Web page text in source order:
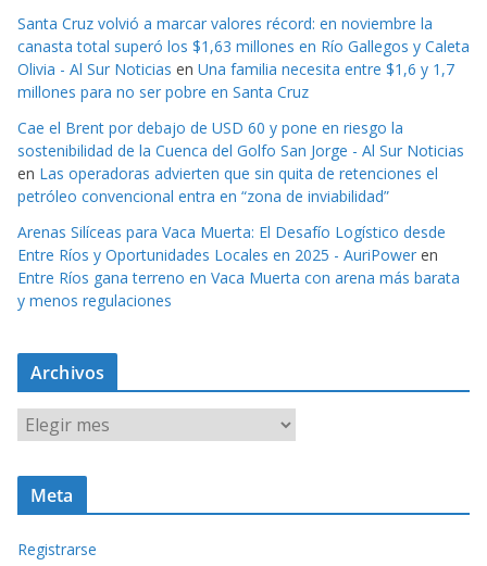
Santa Cruz volvió a marcar valores récord: en noviembre la
canasta total superó los $1,63 millones en Río Gallegos y Caleta
Olivia - Al Sur Noticias en Una familia necesita entre $1,6 y 1,7
millones para no ser pobre en Santa Cruz
Cae el Brent por debajo de USD 60 y pone en riesgo la
sostenibilidad de la Cuenca del Golfo San Jorge - Al Sur Noticias
en Las operadoras advierten que sin quita de retenciones el
petróleo convencional entra en “zona de inviabilidad”
Arenas Silíceas para Vaca Muerta: El Desafío Logístico desde
Entre Ríos y Oportunidades Locales en 2025 - AuriPower en
Entre Ríos gana terreno en Vaca Muerta con arena más barata
y menos regulaciones
Archivos
c
v
Meta
Registrarse